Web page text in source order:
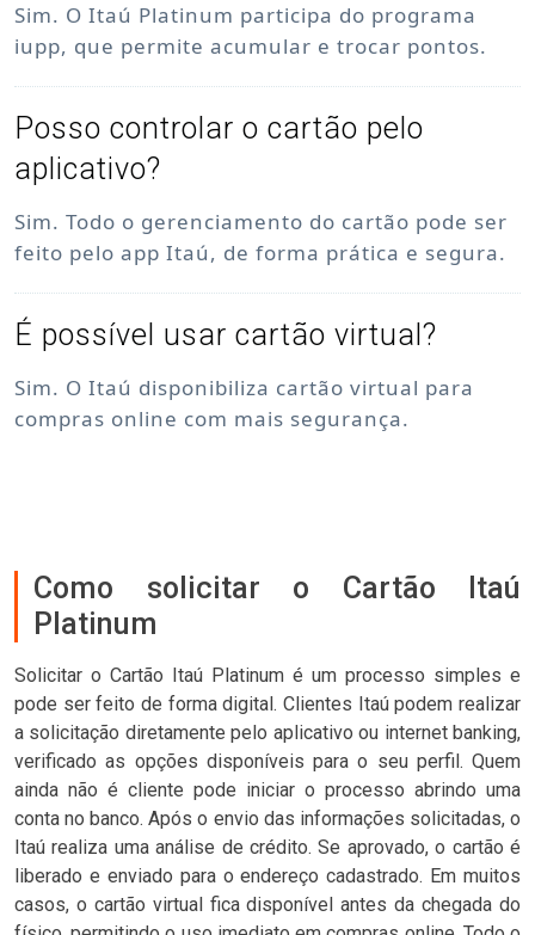
Sim. O Itaú Platinum participa do programa
iupp, que permite acumular e trocar pontos.
Posso controlar o cartão pelo
aplicativo?
Sim. Todo o gerenciamento do cartão pode ser
feito pelo app Itaú, de forma prática e segura.
É possível usar cartão virtual?
Sim. O Itaú disponibiliza cartão virtual para
compras online com mais segurança.
Como solicitar o Cartão Itaú
Platinum
Solicitar o Cartão Itaú Platinum é um processo simples e
pode ser feito de forma digital. Clientes Itaú podem realizar
a solicitação diretamente pelo aplicativo ou internet banking,
verificado as opções disponíveis para o seu perfil. Quem
ainda não é cliente pode iniciar o processo abrindo uma
conta no banco. Após o envio das informações solicitadas, o
Itaú realiza uma análise de crédito. Se aprovado, o cartão é
liberado e enviado para o endereço cadastrado. Em muitos
casos, o cartão virtual fica disponível antes da chegada do